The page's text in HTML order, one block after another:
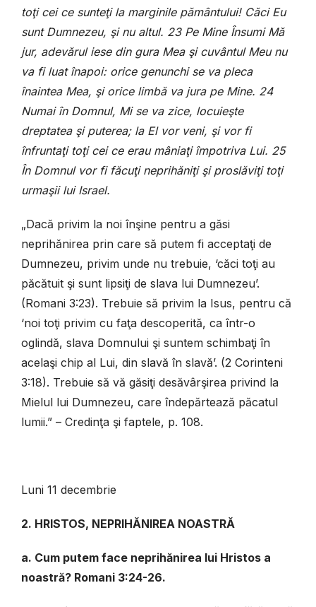
toţi cei ce sunteţi la marginile pământului! Căci Eu
sunt Dumnezeu, şi nu altul. 23 Pe Mine Însumi Mă
jur, adevărul iese din gura Mea şi cuvântul Meu nu
va fi luat înapoi: orice genunchi se va pleca
înaintea Mea, şi orice limbă va jura pe Mine. 24
Numai în Domnul, Mi se va zice, locuieşte
dreptatea şi puterea; la El vor veni, şi vor fi
înfruntaţi toţi cei ce erau mâniaţi împotriva Lui. 25
În Domnul vor fi făcuţi neprihăniţi şi proslăviţi toţi
urmaşii lui Israel.
„Dacă privim la noi înşine pentru a găsi
neprihănirea prin care să putem fi acceptaţi de
Dumnezeu, privim unde nu trebuie, ‘căci toţi au
păcătuit şi sunt lipsiţi de slava lui Dumnezeu’.
(Romani 3:23). Trebuie să privim la Isus, pentru că
‘noi toţi privim cu faţa descoperită, ca într-o
oglindă, slava Domnului şi suntem schimbaţi în
acelaşi chip al Lui, din slavă în slavă’. (2 Corinteni
3:18). Trebuie să vă găsiţi desăvârşirea privind la
Mielul lui Dumnezeu, care îndepărtează păcatul
lumii.” – Credinţa şi faptele, p. 108.
Luni 11 decembrie
2. HRISTOS, NEPRIHĂNIREA NOASTRĂ
a. Cum putem face neprihănirea lui Hristos a
noastră? Romani 3:24-26.